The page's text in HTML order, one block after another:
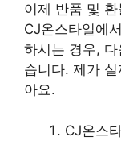
이제 반품 및
CJ온스타일에
하시는 경우,
습니다. 제가
아요.
CJ온스